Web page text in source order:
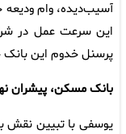
آسیب‌دیده، وام ودیعه
این سرعت عمل در
پرسنل خدوم این بانک
بانک مسکن، پیشران
یوسفی با تبیین نقش